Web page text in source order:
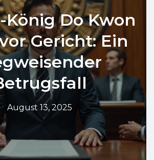
König Do Kwon
Gericht: Ein
August 13, 2025